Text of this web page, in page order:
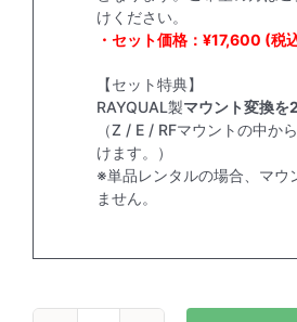
けください。
・セット価格：¥17,600 (税
【セット特典】
RAYQUAL製マウント変換を
（Z / E / RFマウントの中か
けます。）
※単品レンタルの場合、マウ
ません。